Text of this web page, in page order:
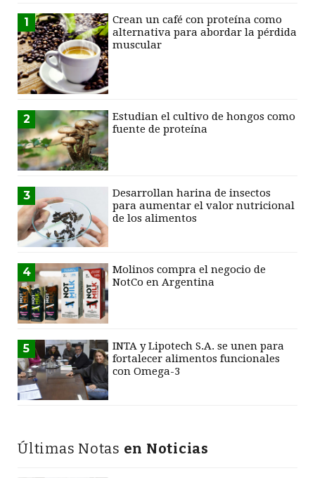
1
Crean un café con proteína como
alternativa para abordar la pérdida
muscular
2
Estudian el cultivo de hongos como
fuente de proteína
3
Desarrollan harina de insectos
para aumentar el valor nutricional
de los alimentos
4
Molinos compra el negocio de
NotCo en Argentina
5
INTA y Lipotech S.A. se unen para
fortalecer alimentos funcionales
con Omega-3
Últimas Notas en Noticias